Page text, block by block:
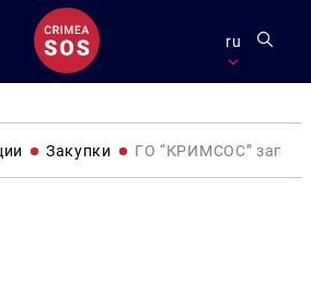
ru
Закупки ГО “КРИМСОС”